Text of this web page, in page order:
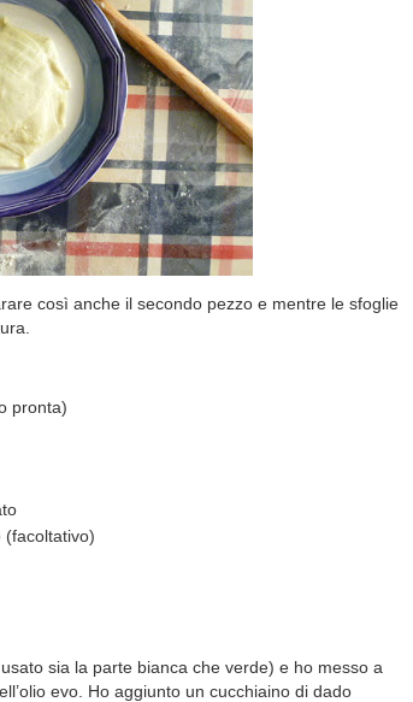
così anche il secondo pezzo e mentre le sfoglie
pronta)
(facoltativo)
sia la parte bianca che verde) e ho messo a
evo. Ho aggiunto un cucchiaino di dado